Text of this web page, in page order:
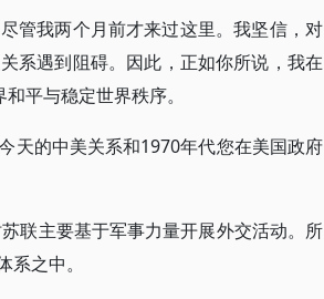
管我两个月前才来过这里。我坚信，对
系遇到阻碍。因此，正如你所说，我在
平与稳定世界秩序。
天的中美关系和1970年代您在美国政府
联主要基于军事力量开展外交活动。所
之中。